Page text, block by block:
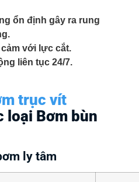
ổn định gây ra rung
với lực cắt.
liên tục 24/7.
trục vít
loại Bơm bùn
ly tâm